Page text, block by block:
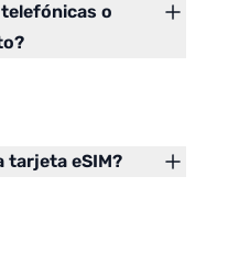
o
tarjeta eSIM?